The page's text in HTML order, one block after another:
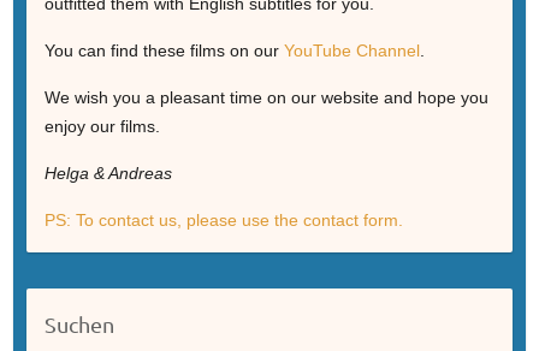
You can find these films on our YouTube Channel.
We wish you a pleasant time on our website and hope you
enjoy our films.
Helga & Andreas
PS: To contact us, please use the contact form.
Suchen